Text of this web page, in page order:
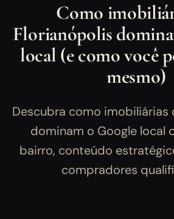
Como
Florianópolis
local (e como você
mesmo)
Descubra como imobiliárias
dominam o Google local
bairro, conteúdo
compradores